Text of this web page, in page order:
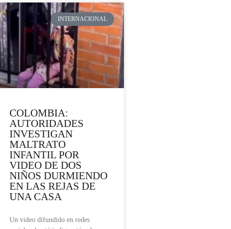
INTERNACIONAL
COLOMBIA:
AUTORIDADES
INVESTIGAN
MALTRATO
INFANTIL POR
VIDEO DE DOS
NIÑOS DURMIENDO
EN LAS REJAS DE
UNA CASA
Un video difundido en redes